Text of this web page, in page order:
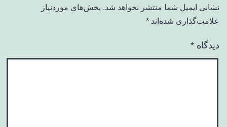
نشانی ایمیل شما منتشر نخواهد شد. بخش‌های موردنیاز
علامت‌گذاری شده‌اند *
دیدگاه *